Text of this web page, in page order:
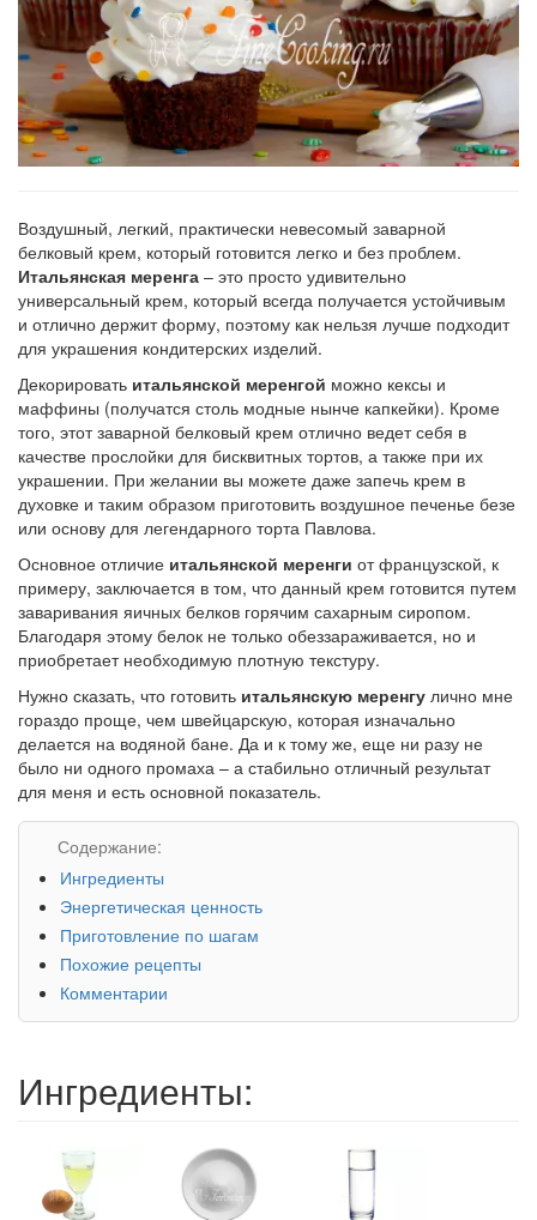
Воздушный, легкий, практически невесомый заварной
белковый крем, который готовится легко и без проблем.
Итальянская меренга – это просто удивительно
универсальный крем, который всегда получается устойчивым
и отлично держит форму, поэтому как нельзя лучше подходит
для украшения кондитерских изделий.
Декорировать итальянской меренгой можно кексы и
маффины (получатся столь модные нынче капкейки). Кроме
того, этот заварной белковый крем отлично ведет себя в
качестве прослойки для бисквитных тортов, а также при их
украшении. При желании вы можете даже запечь крем в
духовке и таким образом приготовить воздушное печенье безе
или основу для легендарного торта Павлова.
Основное отличие итальянской меренги от французской, к
примеру, заключается в том, что данный крем готовится путем
заваривания яичных белков горячим сахарным сиропом.
Благодаря этому белок не только обеззараживается, но и
приобретает необходимую плотную текстуру.
Нужно сказать, что готовить итальянскую меренгу лично мне
гораздо проще, чем швейцарскую, которая изначально
делается на водяной бане. Да и к тому же, еще ни разу не
было ни одного промаха – а стабильно отличный результат
для меня и есть основной показатель.
Содержание:
Ингредиенты
Энергетическая ценность
Приготовление по шагам
Похожие рецепты
Комментарии
Ингредиенты: